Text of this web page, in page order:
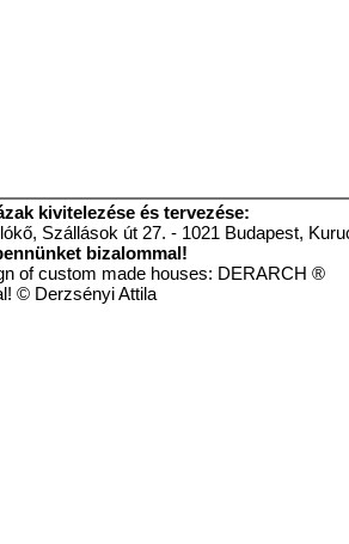
kivitelezése és tervezése:
Szállások út 27. - 1021 Budapest,
bizalommal!
of custom made houses:
© Derzsényi Attila